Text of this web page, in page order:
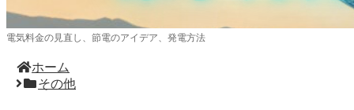
電気料金の見直し、節電のアイデア、発電方法
ホーム
その他